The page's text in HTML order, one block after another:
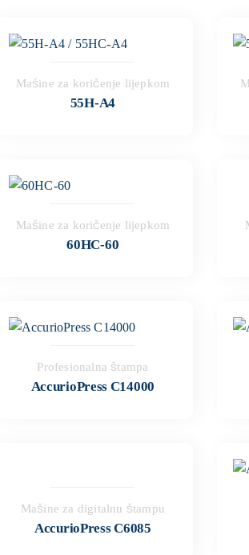
Mašine za koričenje lijepkom
55H-A4
Mašine za koričenje lijepkom
60HC-60
Profesionalna štampa
AccurioPress C14000
Mašine za digitalnu štampu
AccurioPress C6085